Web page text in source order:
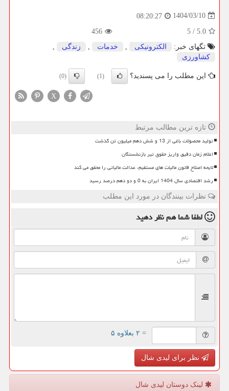
1404/03/10
08:20:27
5.0
/
5
456
تگهای خبر:
الكترونیكی , خدمات , زندگی
,
كشاورزی
این مطلب را می پسندید؟ (1)
(0)
X
تازه ترین مطالب مرتبط
تولید محصولات باغی از 13 و شش دهم میلیون تن گذشت
اعلام زمان دقیق واریز حقوق تیر بازنشستگان
لایحه اصلاح قانون مالیات های مستقیم، عدالت مالیاتی را محقق می کند
رشد اقتصادی سال 1404 ایران به 0 و دو دهم درصد رسید
نظرات بینندگان در مورد این مطلب
لطفا شما همنظر دهید
= ۲ بعلاوه ۵
نظر برای لیدی شال
لینک دوستان لیدی شال